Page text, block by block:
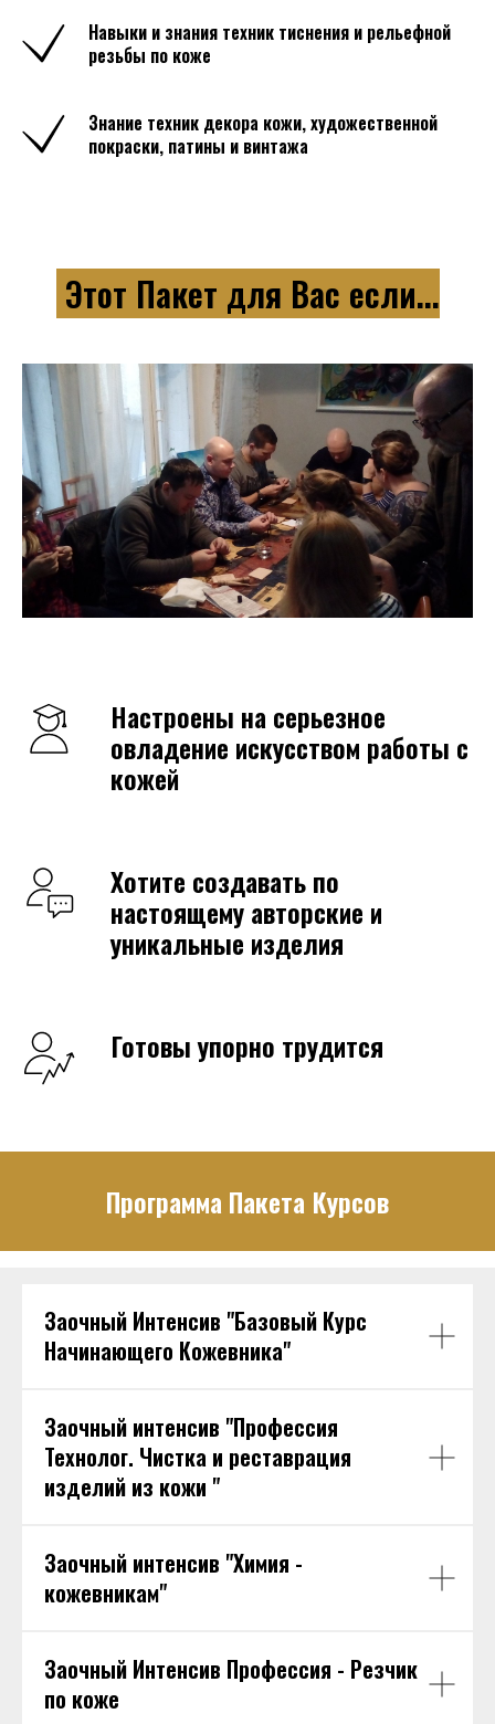
Навыки и знания техник тиснения и рельефной
резьбы по коже
Знание техник декора кожи, художественной
покраски, патины и винтажа
Этот Пакет для Вас если...
Настроены на серьезное
овладение искусством работы с
кожей
Хотите создавать по
настоящему авторские и
уникальные изделия
Готовы упорно трудится
Программа Пакета Курсов
Заочный Интенсив "Базовый Курс
Начинающего Кожевника"
Заочный интенсив "Профессия
Технолог. Чистка и реставрация
изделий из кожи "
Заочный интенсив "Химия -
кожевникам"
Заочный Интенсив Профессия - Резчик
по коже